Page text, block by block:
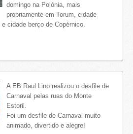
domingo na Polónia, mais
propriamente em Torum, cidade
cidade berço de Copérnico.
A EB Raul Lino realizou o desfile de
Carnaval pelas ruas do Monte
Estoril.
Foi um desfile de Carnaval muito
animado, divertido e alegre!